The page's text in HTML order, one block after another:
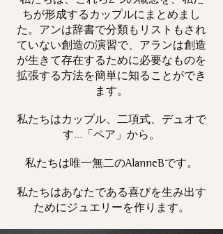
ちが形成するカップルにまとめまし
た。アンは辞書で分類もリストもされ
ていない創造の演習で、アランは創造
が生きて存在するために必要なものを
拡張する方法を簡単に知ることができ
ます。
私たちはカップル、二項式、デュオで
す...「ペア」から。
私たちは唯一無二のAlanneBです。
私たちはあなたである喜びを生み出す
ためにジュエリーを作ります。